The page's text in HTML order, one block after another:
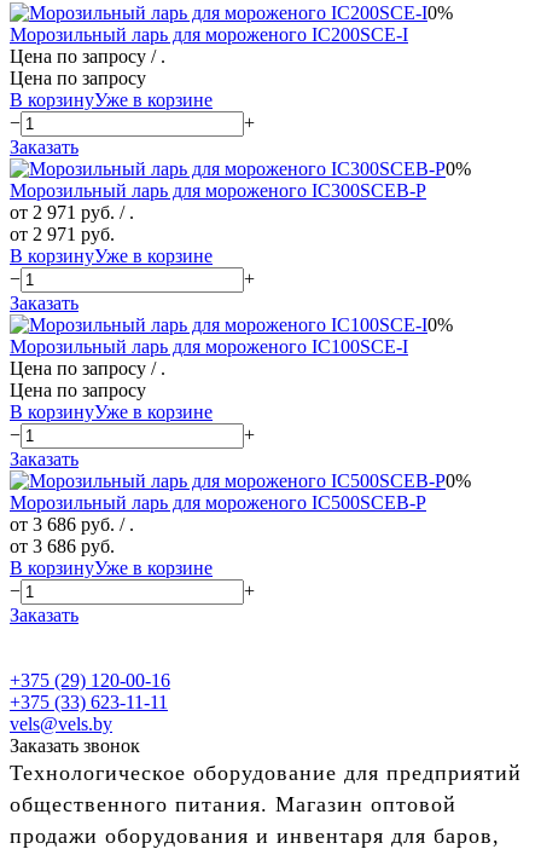
0%
Морозильный ларь для мороженого IC200SCE-I
Цена по запросу / .
Цена по запросу
В корзинуУже в корзине
−
+
Заказать
0%
Морозильный ларь для мороженого IC300SCEB-P
от 2 971 руб. / .
от 2 971 руб.
В корзинуУже в корзине
−
+
Заказать
0%
Морозильный ларь для мороженого IC100SCE-I
Цена по запросу / .
Цена по запросу
В корзинуУже в корзине
−
+
Заказать
0%
Морозильный ларь для мороженого IC500SCEB-P
от 3 686 руб. / .
от 3 686 руб.
В корзинуУже в корзине
−
+
Заказать
+375 (29) 120-00-16
+375 (33) 623-11-11
vels@vels.by
Заказать звонок
Технологическое оборудование для предприятий
общественного питания. Магазин оптовой
продажи оборудования и инвентаря для баров,